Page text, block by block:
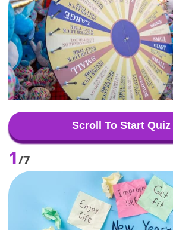
Scroll To Start Quiz
1/7